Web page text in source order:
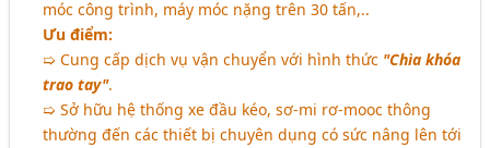
móc công trình, máy móc nặng trên 30 tấn,..
Ưu điểm:
➯ Cung cấp dịch vụ vận chuyển với hình thức "Chìa khóa
trao tay".
➯ Sở hữu hệ thống xe đầu kéo, sơ-mi rơ-mooc thông
thường đến các thiết bị chuyên dụng có sức nâng lên tới